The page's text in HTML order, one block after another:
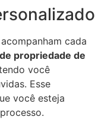
acompanham cada
propriedade de
você
Esse
você esteja